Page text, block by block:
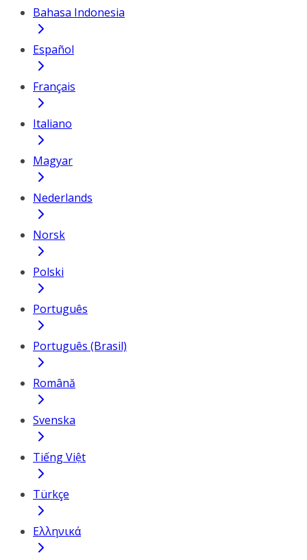
Bahasa Indonesia
Español
Français
Italiano
Magyar
Nederlands
Norsk
Polski
Português
Português (Brasil)
Română
Svenska
Tiếng Việt
Türkçe
Ελληνικά